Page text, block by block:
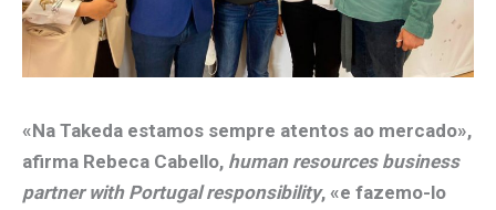
«Na Takeda estamos sempre atentos ao mercado»,
afirma Rebeca Cabello, human resources business
partner with Portugal responsibility, «e fazemo-lo